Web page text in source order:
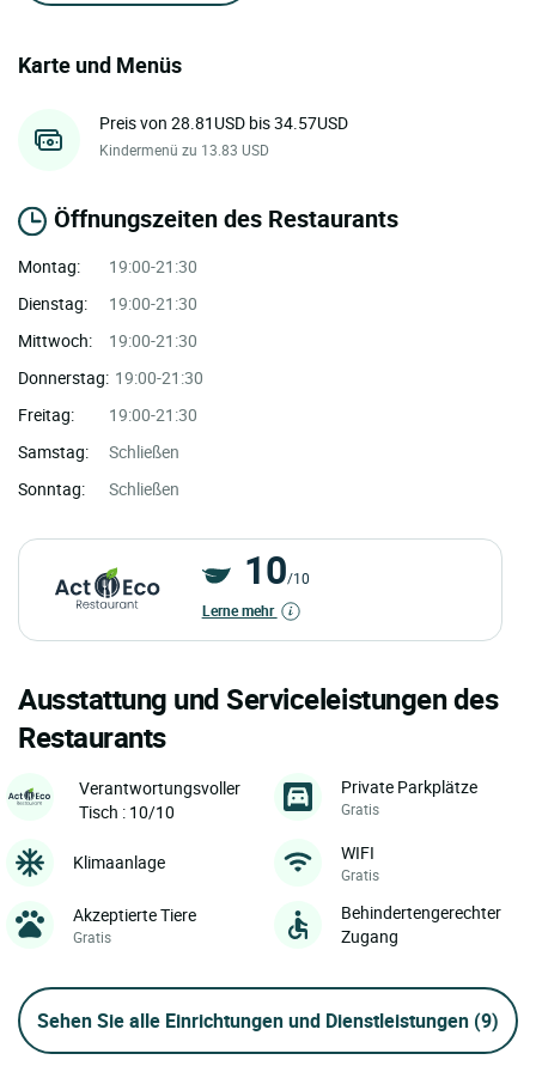
Karte und Menüs
Preis von 28.81USD bis 34.57USD
Kindermenü zu 13.83 USD
Öffnungszeiten des Restaurants
Montag:
19:00-21:30
Dienstag:
19:00-21:30
Mittwoch:
19:00-21:30
Donnerstag: 19:00-21:30
Freitag:
19:00-21:30
Samstag:
Schließen
Sonntag:
Schließen
10/10
Lerne mehr
Ausstattung und Serviceleistungen des
Restaurants
Verantwortungsvoller
Tisch : 10/10
Private Parkplätze
Gratis
Klimaanlage WIFI
Gratis
Akzeptierte Tiere
Gratis
Behindertengerechter
Zugang
Sehen Sie alle Einrichtungen und Dienstleistungen (9)